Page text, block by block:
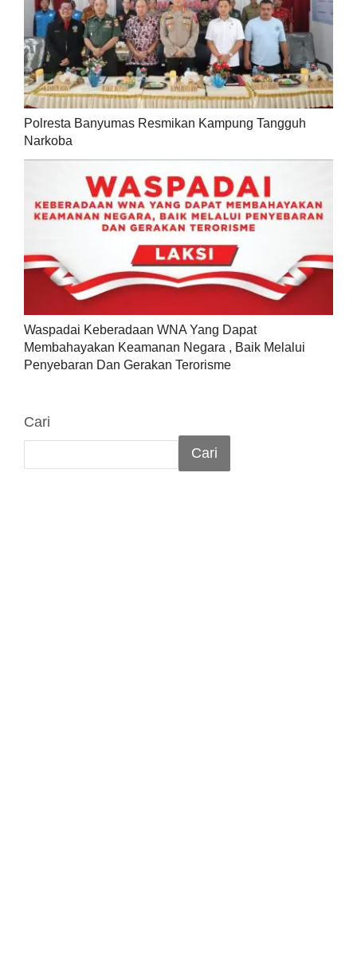
Polresta Banyumas Resmikan Kampung Tangguh
Narkoba
Waspadai Keberadaan WNA Yang Dapat
Membahayakan Keamanan Negara , Baik Melalui
Penyebaran Dan Gerakan Terorisme
Cari
Cari